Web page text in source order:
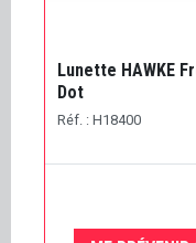
Lunette HAWKE
Dot
Réf. : H18400